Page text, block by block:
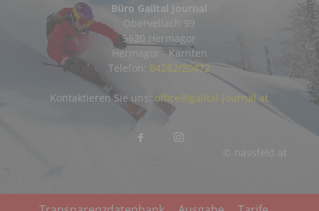
Büro Gailtal Journal
Obervellach 99
9620 Hermagor
Hermagor - Kärnten
Telefon: 04282/20472
© nassfeld.at
Kontaktieren Sie uns: office@gailtal-journal.at